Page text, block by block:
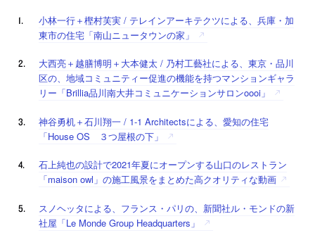
小林一行＋樫村芙実 / テレインアーキテクツによる、兵庫・加
東市の住宅「南山ニュータウンの家」
大西亮＋越膳博明＋大本健太 / 乃村工藝社による、東京・品川
区の、地域コミュニティー促進の機能を持つマンションギャラ
リー「Brillia品川南大井コミュニケーションサロンoooi」
神谷勇机＋石川翔一 / 1-1 Architectsによる、愛知の住宅
「House OS ３つ屋根の下」
石上純也の設計で2021年夏にオープンする山口のレストラン
「maison owl」の施工風景をまとめた高クオリティな動画
スノヘッタによる、フランス・パリの、新聞社ル・モンドの新
社屋「Le Monde Group Headquarters」